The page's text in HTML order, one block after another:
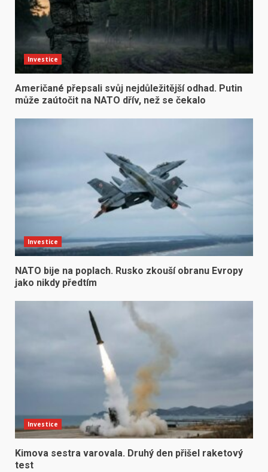
Investice
Američané přepsali svůj nejdůležitější odhad. Putin
může zaútočit na NATO dřív, než se čekalo
Investice
NATO bije na poplach. Rusko zkouší obranu Evropy
jako nikdy předtím
Investice
Kimova sestra varovala. Druhý den přišel raketový
test